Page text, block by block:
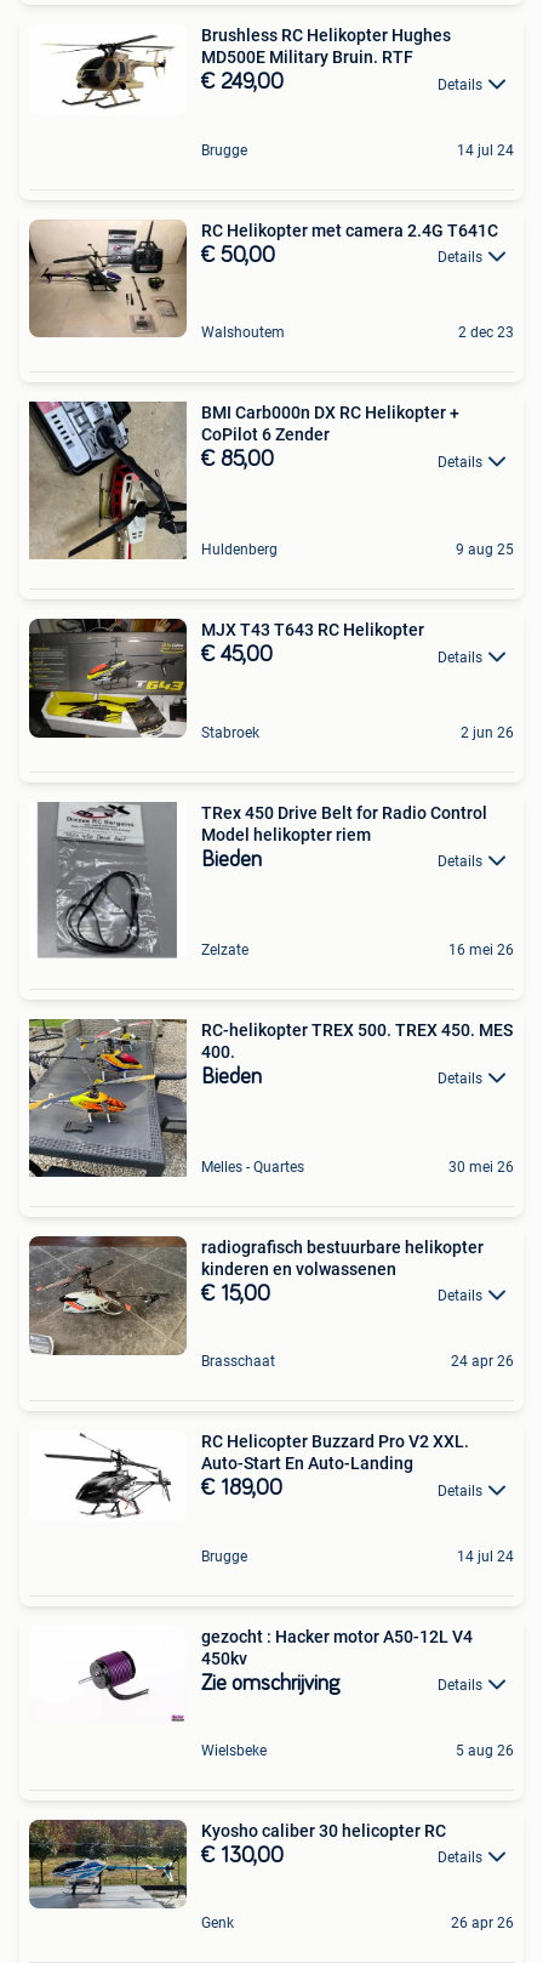
Brushless RC Helikopter Hughes
MD500E Military Bruin. RTF
€ 249,00 Details
Brugge 14 jul 24
RC Helikopter met camera 2.4G T641C
€ 50,00 Details
Walshoutem 2 dec 23
BMI Carb000n DX RC Helikopter +
CoPilot 6 Zender
€ 85,00 Details
Huldenberg 9 aug 25
MJX T43 T643 RC Helikopter
€ 45,00 Details
Stabroek 2 jun 26
TRex 450 Drive Belt for Radio Control
Model helikopter riem
Bieden Details
Zelzate 16 mei 26
RC-helikopter TREX 500. TREX 450. MES
400.
Bieden Details
Melles - Quartes 30 mei 26
radiografisch bestuurbare helikopter
kinderen en volwassenen
€ 15,00 Details
Brasschaat 24 apr 26
RC Helicopter Buzzard Pro V2 XXL.
Auto-Start En Auto-Landing
€ 189,00 Details
Brugge 14 jul 24
gezocht : Hacker motor A50-12L V4
450kv
Zie omschrijving Details
Wielsbeke 5 aug 26
Kyosho caliber 30 helicopter RC
€ 130,00 Details
Genk 26 apr 26